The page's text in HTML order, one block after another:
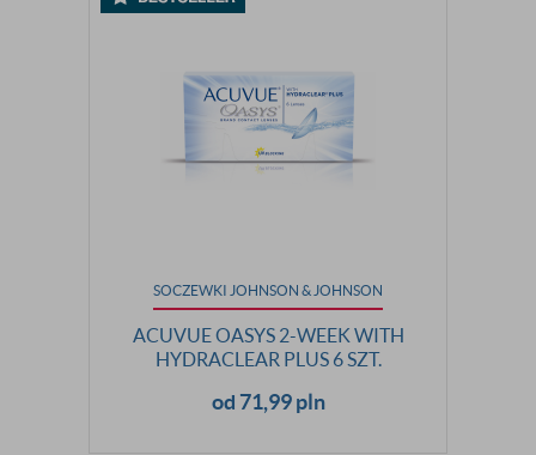
SOCZEWKI JOHNSON & JOHNSON
ACUVUE OASYS 2-WEEK WITH
HYDRACLEAR PLUS 6 SZT.
od 71,99 pln